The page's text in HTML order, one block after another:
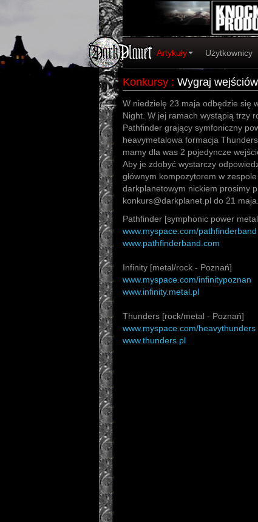
Artykuły Użytkownicy
Konkursy : Wygraj
W niedzielę 23 maja odbędzie się
Night. W jej ramach wystąpią trzy
Pathfinder grający symfoniczny
heavymetalowa formacja
mamy dla was 2 pojedyncze
Aby je zdobyć wystarczy
głównym kompozytorem w
darkplanetowym nickiem prosimy
konkurs@darkplanet.pl do 21 maja.
Pathfinder [symphonic power
www.myspace.com/pathfinderband
www.pathfinderband.com
Infinity [metal/rock - Poznań]
www.myspace.com/infinitypoznan
www.infinity.metal.pl
Thunders [rock/metal - Poznań]
www.myspace.com/heavythunders
www.thunders.pl